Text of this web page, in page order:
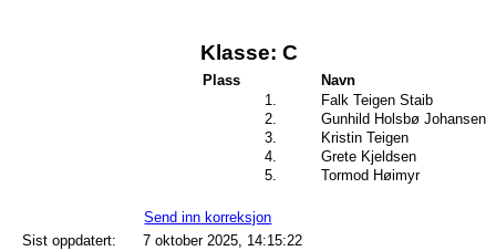
Klasse: C
Plass
Navn
1.
Falk Teigen Staib
2.
Gunhild Holsbø Johansen
3.
Kristin Teigen
4.
Grete Kjeldsen
5.
Tormod Høimyr
Send inn korreksjon
Sist oppdatert:
7 oktober 2025, 14:15:22